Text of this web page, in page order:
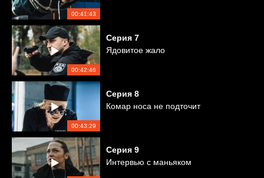
00:41:43
00:42:46
Серия 7
Ядовитое жало
00:43:29
Серия 8
Комар носа не подточит
Серия 9
Интервью с маньяком